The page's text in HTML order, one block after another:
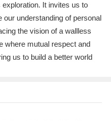
It invites us to
our understanding of personal
the vision of a wallless
where mutual respect and
us to build a better world